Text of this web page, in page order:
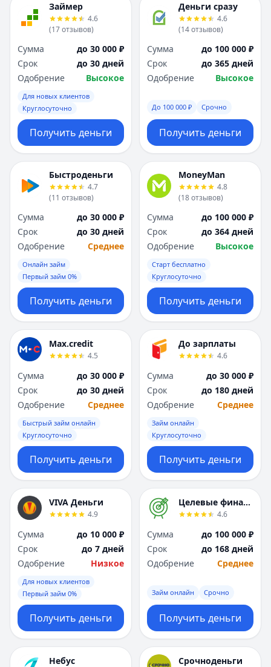
Я
Ярославль
Вся Россия
Я
Ярославль
Вся Россия
Займер
4.6
(17отзывов)
Сумма
до 30 000 ₽
Срок
до 30 дней
Одобрение
Высокое
Для новых клиентов
Круглосуточно
Получить деньги
Деньги сразу
4.6
(14отзывов)
Сумма
до 100 000 ₽
Срок
до 365 дней
Одобрение
Высокое
До 100 000 ₽ Срочно
Получить деньги
Быстроденьги
4.7
(11 отзывов)
Сумма
до 30 000 ₽
Срок
до 30 дней
Одобрение
Среднее
Онлайн займ
Первый займ 0%
Получить деньги
MoneyMan
4.8
(18отзывов)
Сумма
до 100 000 ₽
Срок
до 364 дней
Одобрение
Высокое
Старт бесплатно
Круглосуточно
Получить деньги
Max.credit
4.5
Сумма
до 30 000 ₽
Срок
до 30 дней
Одобрение
Среднее
Быстрый займ онлайн
Круглосуточно
Получить деньги
До зарплаты
4.6
Сумма
до 30 000 ₽
Срок
до 180 дней
Одобрение
Среднее
Займ онлайн
Круглосуточно
Получить деньги
VIVA Деньги
4.9
Сумма
до 10 000 ₽
Срок
до 7 дней
Одобрение
Низкое
Для новых клиентов
Первый займ 0%
Получить деньги
Целевые финансы
4.6
Сумма
до 100 000 ₽
Срок
до 168 дней
Одобрение
Среднее
Займ онлайн Срочно
Получить деньги
Небус Срочноденьги